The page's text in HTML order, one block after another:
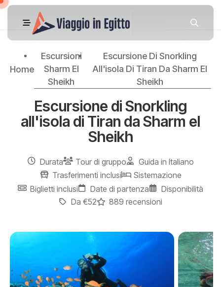
Home
Escursioni
Sharm El
Sheikh
Escursione Di Snorkling
All'isola Di Tiran Da Sharm El
Sheikh
Escursione di Snorkling
all'isola di Tiran da Sharm el
Sheikh
Durata Tour di gruppo
Guida in Italiano
Trasferimenti inclusi
Sistemazione
Biglietti inclusi
Date di partenza
Disponibilità
Da €52
889 recensioni